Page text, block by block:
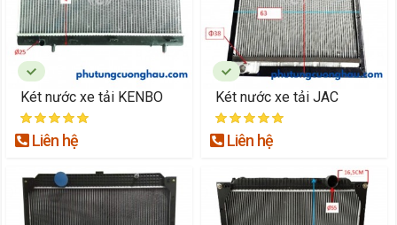
Két nước xe tải KENBO
Liên hệ
Két nước xe tải JAC
Liên hệ